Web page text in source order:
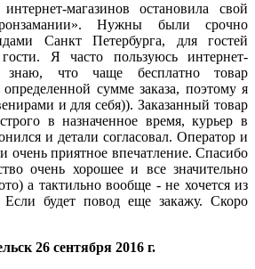
магазинов остановила свой
Нужны были срочно
Санкт Петербурга, для гостей
Я часто пользуюсь интернет-
знаю, что чаще бесплатно товар
сумме заказа, поэтому я
и для себя)). Заказанный товар
в назначенное время, курьер в
и детали согласовал. Оператор и
очень приятное впечатление. Спасибо
очень хорошее и все значительно
а тактильно вообще - не хочется из
Если будет повод еще закажу. Скоро
26 сентября 2016 г.